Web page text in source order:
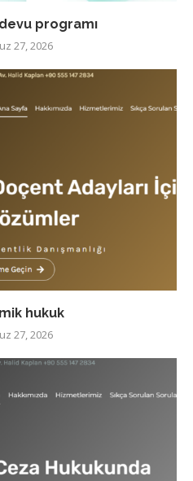
programı
27, 2026
hukuk
27, 2026